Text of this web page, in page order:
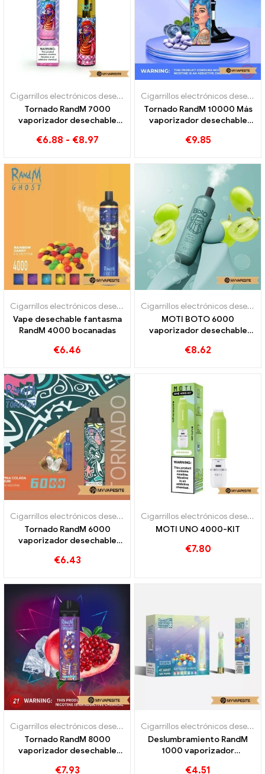
Cigarrillos electrónicos desechables
Tornado RandM 7000
vaporizador desechable
€6.88 - €8.97
Cigarrillos electrónicos desechables
Tornado RandM 10000 Más
vaporizador desechable
€9.85
Cigarrillos electrónicos desechables
Vape desechable fantasma
RandM 4000 bocanadas
€6.46
Cigarrillos electrónicos desechables
MOTI BOTO 6000
vaporizador desechable
€8.62
Cigarrillos electrónicos desechables
Tornado RandM 6000
vaporizador desechable
€6.43
Cigarrillos electrónicos desechables
MOTI UNO 4000-KIT
€7.80
Cigarrillos electrónicos desechables
Tornado RandM 8000
vaporizador desechable
€7.93
Cigarrillos electrónicos desechables
Deslumbramiento RandM
1000 vaporizador
€4.51